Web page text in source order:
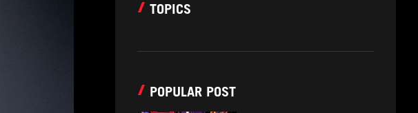
TOPICS
POPULAR POST